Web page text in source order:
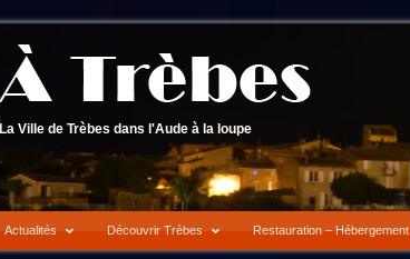
La Ville de Trèbes dans l'Aude à la loupe
Actualités Découvrir Trèbes Restauration – Hébergement